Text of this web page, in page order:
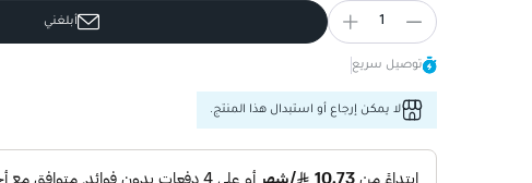
1 أبلغني
توصيل سريع
لا يمكن إرجاع أو استبدال هذا المنتج.